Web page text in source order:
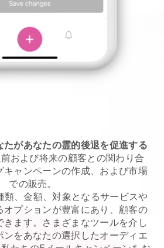
たがあなたの霊的後退を促進する
および将来の顧客との関わり合
キャンペーンの作成、および市場
での販売。
類、金額、対象となるサービスや
オプションが豊富にあり、顧客の
ます。さまざまなツールを介し
ンをあなたの選択したオーディエ